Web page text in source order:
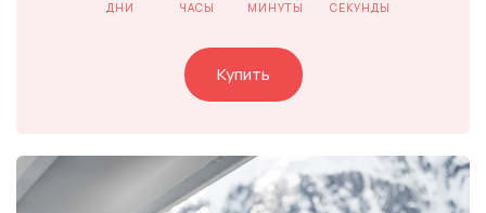
ДНИ ЧАСЫ МИНУТЫ СЕКУНДЫ
Купить